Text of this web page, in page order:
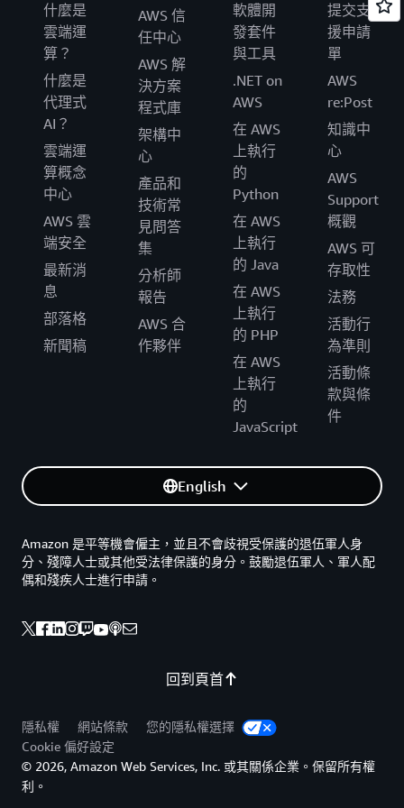
什麼是
雲端運
算？
什麼是
代理式
AI？
雲端運
算概念
中心
AWS 雲
端安全
最新消
息
部落格
新聞稿
AWS 信
任中心
AWS 解
決方案
程式庫
架構中
心
產品和
技術常
見問答
集
分析師
報告
AWS 合
作夥伴
軟體開
發套件
與工具
.NET on
AWS
在 AWS
上執行
的
Python
在 AWS
上執行
的 Java
在 AWS
上執行
的 PHP
在 AWS
上執行
的
JavaScript
提交支
援申請
單
AWS
re:Post
知識中
心
AWS
Support
概觀
AWS 可
存取性
法務
活動行
為準則
活動條
款與條
件
English
回到頁首
Amazon 是平等機會僱主，並且不會歧視受保護的退伍軍人身
分、殘障人士或其他受法律保護的身分。鼓勵退伍軍人、軍人配
偶和殘疾人士進行申請。
隱私權 網站條款
您的隱私權選擇
Cookie 偏好設定
© 2026, Amazon Web Services, Inc. 或其關係企業。保留所有權
利。